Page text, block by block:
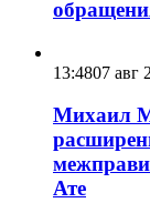
13:4807 авг
Михаил
Ате